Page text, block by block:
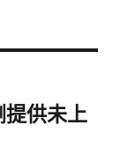
供未上